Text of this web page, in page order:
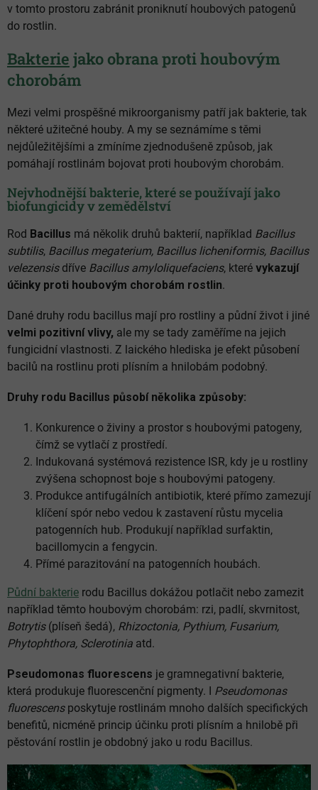
v tomto prostoru zabránit proniknutí houbových patogenů
do rostlin.
Bakterie jako obrana proti houbovým
chorobám
Mezi velmi prospěšné mikroorganismy patří jak bakterie, tak
některé užitečné houby. A my se seznámíme s těmi
nejdůležitějšími a zmíníme zjednodušeně způsob, jak
pomáhají rostlinám bojovat proti houbovým chorobám.
Nejvhodnější bakterie, které se používají jako
biofungicidy v zemědělství
Rod Bacillus má několik druhů bakterií, například Bacillus
subtilis, Bacillus megaterium, Bacillus licheniformis, Bacillus
velezensisdříve Bacillus amyloliquefaciens, které vykazují
účinky proti houbovým chorobám rostlin.
Dané druhy rodu bacillus mají pro rostliny a půdní život i jiné
velmi pozitivní vlivy, ale my se tady zaměříme na jejich
fungicidní vlastnosti. Z laického hlediska je efekt působení
bacilů na rostlinu proti plísním a hnilobám podobný.
Druhy rodu Bacillus působí několika způsoby:
Konkurence o živiny a prostor s houbovými patogeny,
čímž se vytlačí z prostředí.
Indukovaná systémová rezistence ISR, kdy je u rostliny
zvýšena schopnost boje s houbovými patogeny.
Produkce antifugálních antibiotik, které přímo zamezují
klíčení spór nebo vedou k zastavení růstu mycelia
patogenních hub. Produkují například surfaktin,
bacillomycin a fengycin.
Přímé parazitování na patogenních houbách.
Půdní bakterie rodu Bacillus dokážou potlačit nebo zamezit
například těmto houbovým chorobám: rzi, padlí, skvrnitost,
Botrytis (plíseň šedá), Rhizoctonia, Pythium, Fusarium,
Phytophthora, Sclerotinia atd.
Pseudomonas fluorescens je gramnegativní bakterie,
která produkuje fluorescenční pigmenty. I Pseudomonas
fluorescens poskytuje rostlinám mnoho dalších specifických
benefitů, nicméně princip účinku proti plísním a hnilobě při
pěstování rostlin je obdobný jako u rodu Bacillus.